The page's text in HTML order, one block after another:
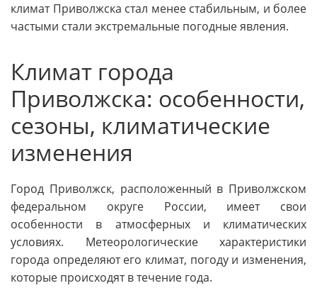
климат Приволжска стал менее стабильным, и более
частыми стали экстремальные погодные явления.
Климат города
Приволжска: особенности,
сезоны, климатические
изменения
Город Приволжск, расположенный в Приволжском
федеральном округе России, имеет свои
особенности в атмосферных и климатических
условиях. Метеорологические характеристики
города определяют его климат, погоду и изменения,
которые происходят в течение года.